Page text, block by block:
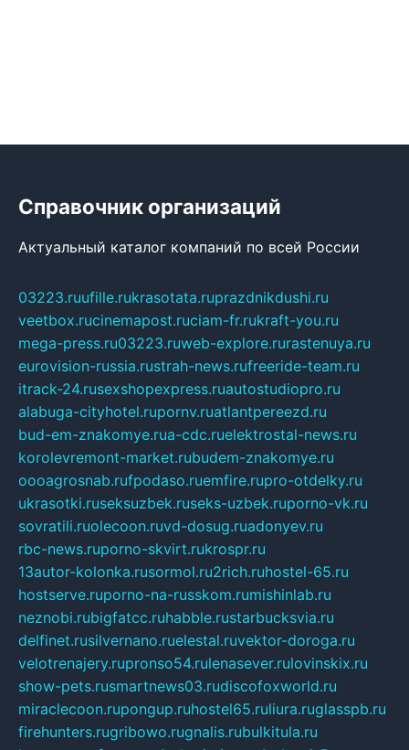
Справочник организаций
Актуальный каталог компаний по всей России
03223.ruufille.rukrasotata.ruprazdnikdushi.ru
veetbox.rucinemapost.ruciam-fr.rukraft-you.ru
mega-press.ru03223.ruweb-explore.rurastenuya.ru
eurovision-russia.rustrah-news.rufreeride-team.ru
itrack-24.rusexshopexpress.ruautostudiopro.ru
alabuga-cityhotel.rupornv.ruatlantpereezd.ru
bud-em-znakomye.rua-cdc.ruelektrostal-news.ru
korolevremont-market.rubudem-znakomye.ru
oooagrosnab.rufpodaso.ruemfire.rupro-otdelky.ru
ukrasotki.ruseksuzbek.ruseks-uzbek.ruporno-vk.ru
sovratili.ruolecoon.ruvd-dosug.ruadonyev.ru
rbc-news.ruporno-skvirt.rukrospr.ru
13autor-kolonka.rusormol.ru2rich.ruhostel-65.ru
hostserve.ruporno-na-russkom.rumishinlab.ru
neznobi.rubigfatcc.ruhabble.rustarbucksvia.ru
delfinet.rusilvernano.ruelestal.ruvektor-doroga.ru
velotrenajery.rupronso54.rulenasever.rulovinskix.ru
show-pets.rusmartnews03.rudiscofoxworld.ru
miraclecoon.rupongup.ruhostel65.ruliura.ruglasspb.ru
firehunters.rugribowo.rugnalis.rubulkitula.ru